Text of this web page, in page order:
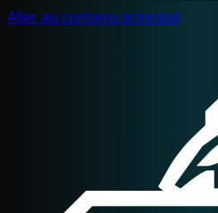
Aller au contenu principal